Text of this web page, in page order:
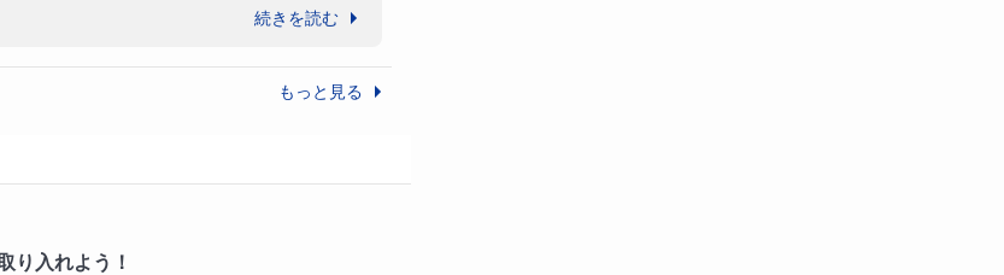
できるのをとても楽しみにお待ちしてい
続きを読む
もっと見る
り入れよう！